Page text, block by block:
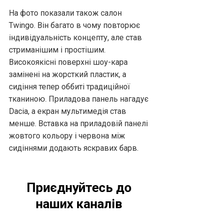
На фото показали також салон
Twingo. Він багато в чому повторює
індивідуальність концепту, але став
стриманішим і простішим.
Високоякісні поверхні шоу-кара
замінені на жорсткий пластик, а
сидіння тепер оббиті традиційної
тканиною. Приладова панель нагадує
Dacia, а екран мультимедія став
менше. Вставка на приладовій панелі
жовтого кольору і червона між
сидіннями додають яскравих барв.
Приєднуйтесь до
наших каналів